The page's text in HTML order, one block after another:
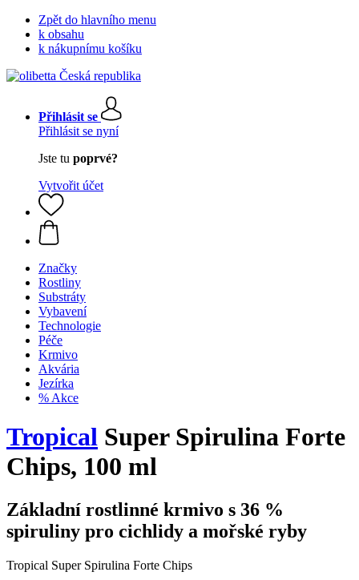
Zpět do hlavního menu
k obsahu
k nákupnímu košíku
Přihlásit se
Přihlásit se nyní
Jste tu poprvé?
Vytvořit účet
Značky
Rostliny
Substráty
Vybavení
Technologie
Péče
Krmivo
Akvária
Jezírka
% Akce
Tropical Super Spirulina Forte
Chips, 100 ml
Základní rostlinné krmivo s 36 %
spiruliny pro cichlidy a mořské ryby
Tropical Super Spirulina Forte Chips